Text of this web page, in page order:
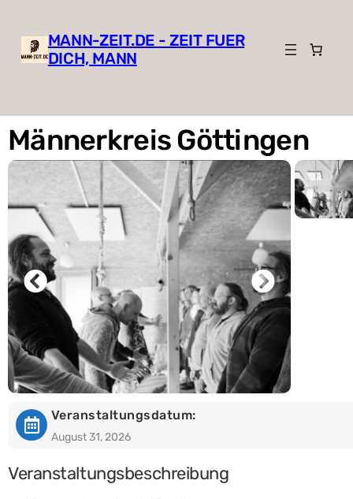
MANN-ZEIT.DE - ZEIT FUER
DICH, MANN
Männerkreis Göttingen
Veranstaltungsdatum:
August 31, 2026
Veranstaltungsbeschreibung